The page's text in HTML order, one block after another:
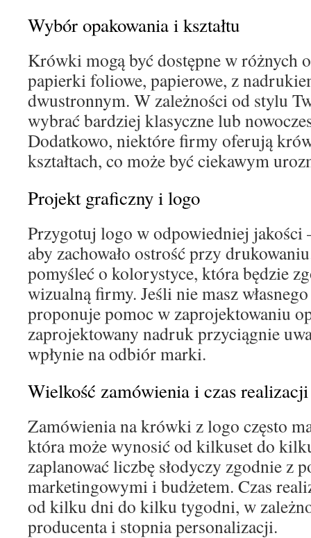
Wybór opakowania i kształtu
Krówki mogą być dostępne w różnych
papierki foliowe, papierowe, z
dwustronnym. W zależności od stylu
wybrać bardziej klasyczne lub
Dodatkowo, niektóre firmy oferują
kształtach, co może być ciekawym
Projekt graficzny i logo
Przygotuj logo w odpowiedniej jakości
aby zachowało ostrość przy
pomyśleć o kolorystyce, która będzie
wizualną firmy. Jeśli nie masz
proponuje pomoc w zaprojektowaniu
zaprojektowany nadruk przyciągnie
wpłynie na odbiór marki.
Wielkość zamówienia i czas realizacji
Zamówienia na krówki z logo często
która może wynosić od kilkuset do
zaplanować liczbę słodyczy zgodnie z
marketingowymi i budżetem. Czas
od kilku dni do kilku tygodni, w
producenta i stopnia personalizacji.